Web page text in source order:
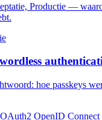
Productie —
hoe passkeys
OAuth2 OpenID Connect